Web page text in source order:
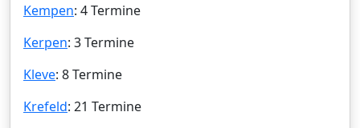
Kempen: 4 Termine
Kerpen: 3 Termine
Kleve: 8 Termine
Krefeld: 21 Termine